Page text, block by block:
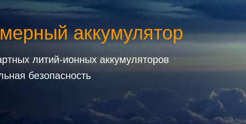
аккумулятор
литий-ионных аккумуляторов
безопасность